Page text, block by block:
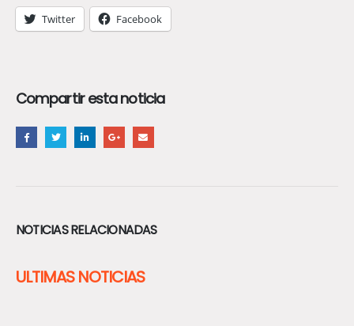
Twitter Facebook
Compartir esta noticia
NOTICIAS RELACIONADAS
ULTIMAS NOTICIAS